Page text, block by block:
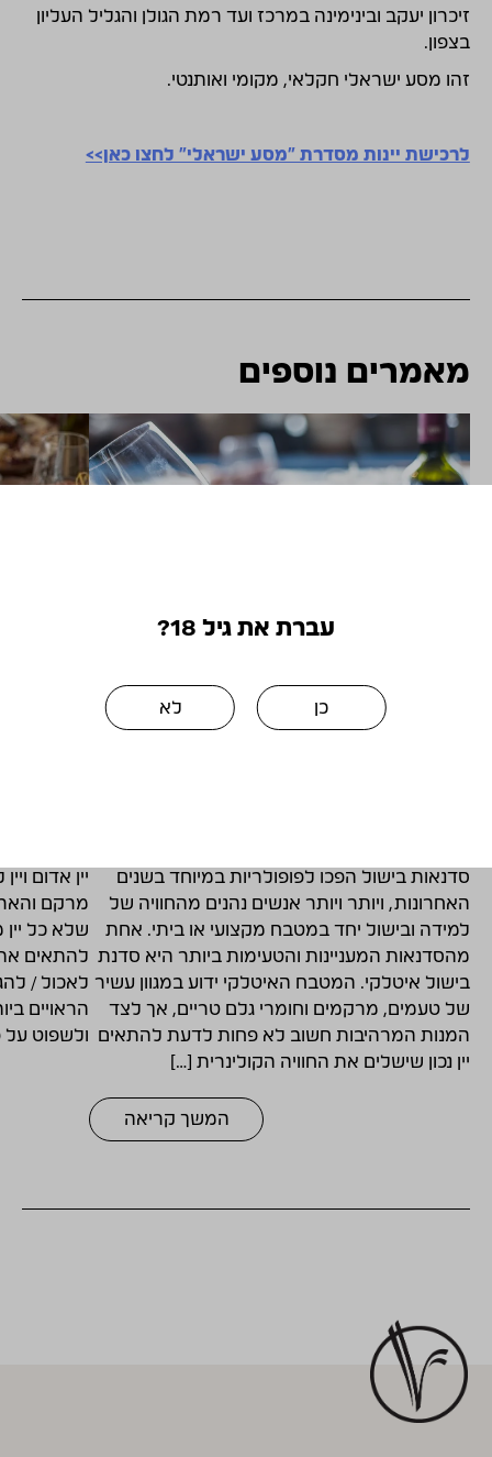
עברת את גיל 18?
כן לא
זיכרון יעקב ובינימינה במרכז ועד רמת הגולן והגליל העליון
בצפון.
זהו מסע ישראלי חקלאי, מקומי ואותנטי.
לרכישת יינות מסדרת "מסע ישראלי" לחצו כאן>>
מאמרים נוספים
סדנאות בישול הפכו לפופולריות במיוחד בשנים
האחרונות, ויותר ויותר אנשים נהנים מהחוויה של
למידה ובישול יחד במטבח מקצועי או ביתי. אחת
מהסדנאות המעניינות והטעימות ביותר היא סדנת
בישול איטלקי. המטבח האיטלקי ידוע במגוון עשיר
של טעמים, מרקמים וחומרי גלם טריים, אך לצד
המנות המרהיבות חשוב לא פחות לדעת להתאים
יין נכון שישלים את החוויה הקולינרית […]
המשך קריאה
יין אדום
מרקם
שלא כל
להתאים את
לאכול /
הראויים
ולשפוט